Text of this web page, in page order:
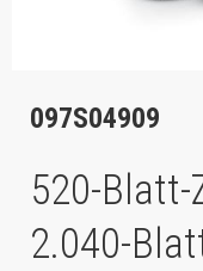
097S04909
520-Blatt-
2.040-